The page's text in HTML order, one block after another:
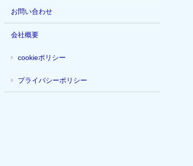
お問い合わせ
会社概要
cookieポリシー
プライバシーポリシー